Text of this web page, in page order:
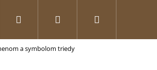
Pre zamilovaných
Prihlásenie
a symbolom triedy